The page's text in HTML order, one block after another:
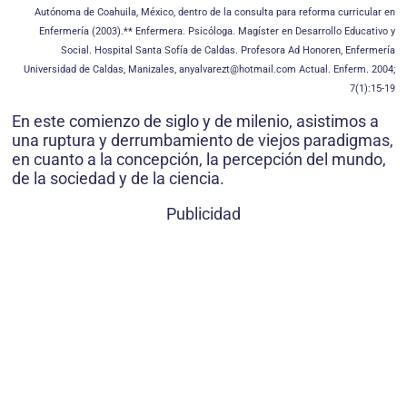
Autónoma de Coahuila, México, dentro de la consulta para reforma curricular en
Enfermería (2003).** Enfermera. Psicóloga. Magíster en Desarrollo Educativo y
Social. Hospital Santa Sofía de Caldas. Profesora Ad Honoren, Enfermería
Universidad de Caldas, Manizales, anyalvarezt@hotmail.com Actual. Enferm. 2004;
7(1):15-19
En este comienzo de siglo y de milenio, asistimos a
una ruptura y derrumbamiento de viejos paradigmas,
en cuanto a la concepción, la percepción del mundo,
de la sociedad y de la ciencia.
Publicidad